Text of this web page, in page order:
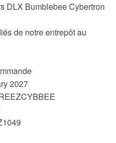
DLX Bumblebee Cybertron
de notre entrepôt au
2027